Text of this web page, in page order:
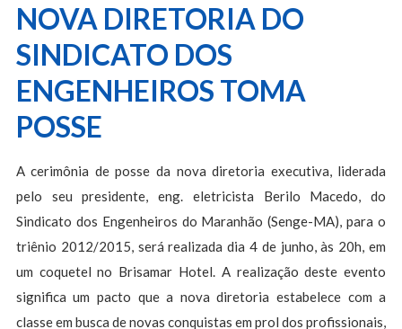
NOVA DIRETORIA DO
SINDICATO DOS
ENGENHEIROS TOMA
POSSE
A cerimônia de posse da nova diretoria executiva, liderada
pelo seu presidente, eng. eletricista Berilo Macedo, do
Sindicato dos Engenheiros do Maranhão (Senge-MA), para o
triênio 2012/2015, será realizada dia 4 de junho, às 20h, em
um coquetel no Brisamar Hotel. A realização deste evento
significa um pacto que a nova diretoria estabelece com a
classe em busca de novas conquistas em prol dos profissionais,